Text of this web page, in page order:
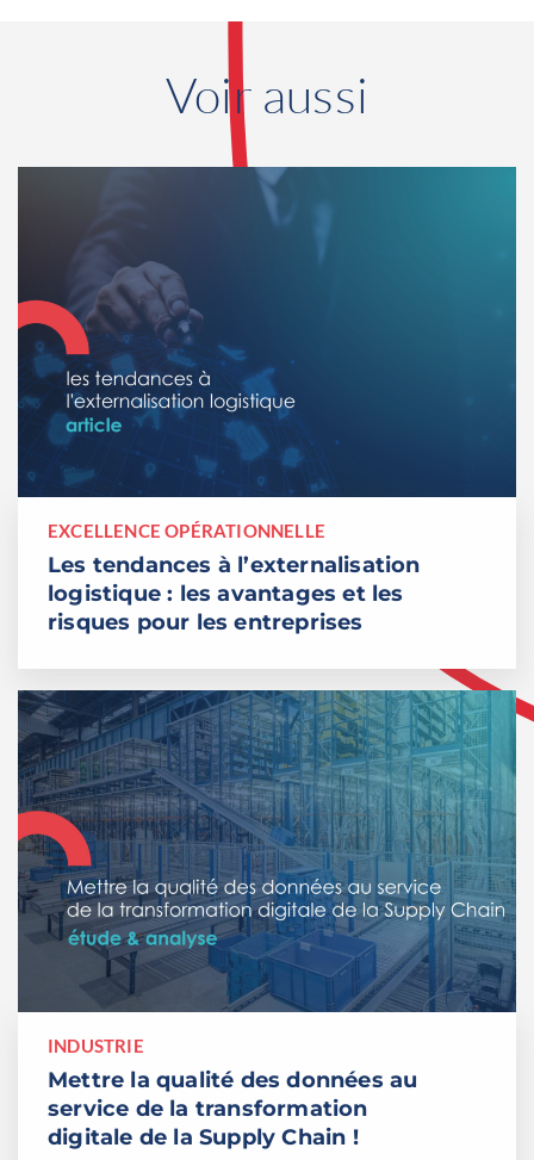
Voir aussi
EXCELLENCE OPÉRATIONNELLE
Les tendances à l’externalisation
logistique : les avantages et les
risques pour les entreprises
INDUSTRIE
Mettre la qualité des données au
service de la transformation
digitale de la Supply Chain !